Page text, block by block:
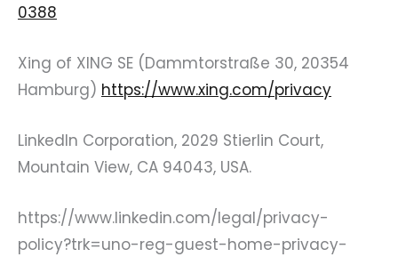
0388
Xing of XING SE (Dammtorstraße 30, 20354
Hamburg) https://www.xing.com/privacy
LinkedIn Corporation, 2029 Stierlin Court,
Mountain View, CA 94043, USA.
https://www.linkedin.com/legal/privacy-
policy?trk=uno-reg-guest-home-privacy-